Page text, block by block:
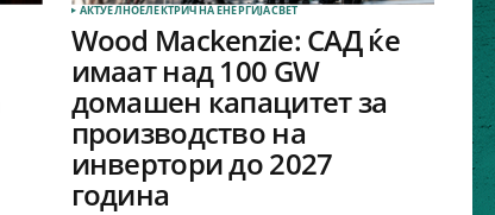
АКТУЕЛНОЕЛЕКТРИЧНА ЕНЕРГИЈАСВЕТ
Wood Mackenzie: САД ќе
имаат над 100 GW
домашен капацитет за
производство на
инвертори до 2027
година